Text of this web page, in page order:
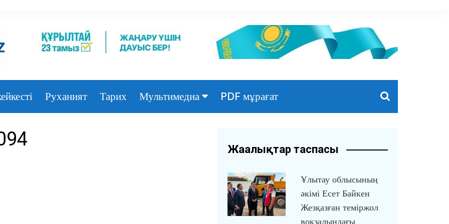
Руханият Тарих Мультимедиа PDF мұрағат
Жаңалықтар таспасы
Ұлытау облысының
әкімі Есет Байкен
Жезқазған теміржол
вокзалындағы